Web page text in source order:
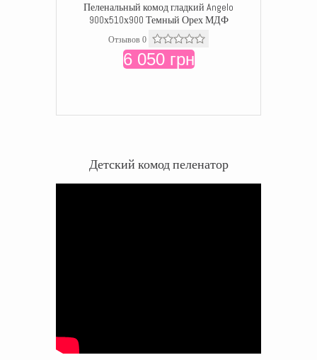
Пеленальный комод гладкий Angelo
900х510х900 Темный Орех МДФ
Отзывов 0
6 050 грн
Детский комод пеленатор